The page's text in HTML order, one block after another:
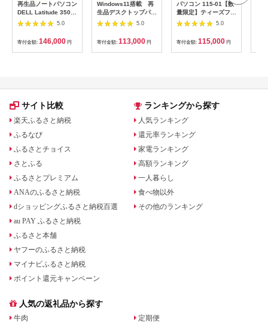
再生品ノートパソコン
DELL Latitude 3500
1台 K007373
5.0
寄付金額: 146,000 円
Windows11搭載 再
生品デスクトップパソ
コン(CY001-1）5.0
寄付金額: 113,000 円
パソコン 115-01【数
量限定】ティーズフュ
ーチャーの再生ノート
PC（Panasonic
Let's note SZ6 CF-
SZ6）【並品】
5.0
寄付金額: 115,000 円
サイト比較
楽天ふるさと納税
ふるなび
ふるさとチョイス
さとふる
ふるさとプレミアム
ANAのふるさと納税
dショッピングふるさと納税百選
au PAY ふるさと納税
ふるさと本舗
ヤフーのふるさと納税
マイナビふるさと納税
ポイント還元キャンペーン
ランキングから探す
人気ランキング
還元率ランキング
家電ランキング
高額ランキング
一人暮らし
食べ物以外
その他のランキング
人気の返礼品から探す
牛肉
定期便